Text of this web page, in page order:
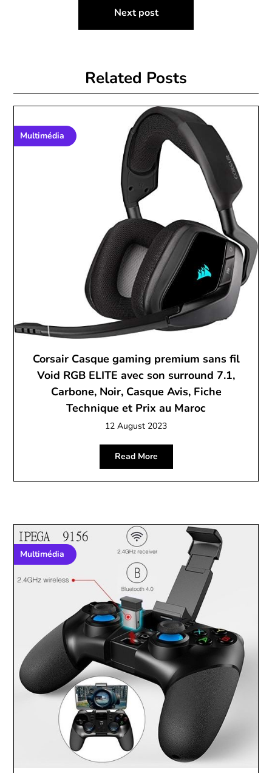
Next post
Related Posts
Multimédia
Corsair Casque gaming premium sans fil
Void RGB ELITE avec son surround 7.1,
Carbone, Noir, Casque Avis, Fiche
Technique et Prix au Maroc
12 August 2023
Read More
Multimédia